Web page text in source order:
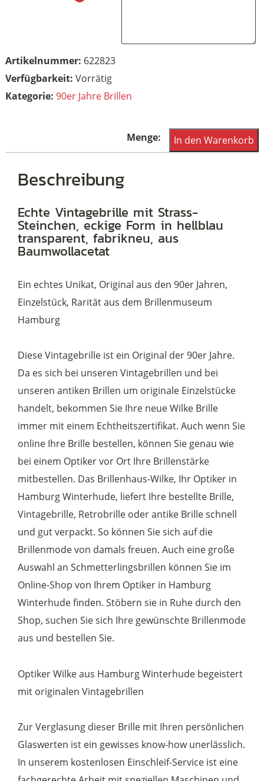
Artikelnummer: 622823
Vorrätig
Kategorie: 90er Jahre Brillen
Brille
mit
Vintagebrille
der
90er
Menge
In den Warenkorb
Beschreibung
Echte Vintagebrille mit Strass-
Steinchen, eckige Form in hellblau
transparent, fabrikneu, aus
Baumwollacetat
Ein echtes Unikat, Original aus den 90er Jahren,
Einzelstück, Rarität aus dem Brillenmuseum
Hamburg
Diese Vintagebrille ist ein Original der 90er Jahre.
Da es sich bei unseren Vintagebrillen und bei
unseren antiken Brillen um originale Einzelstücke
handelt, bekommen Sie Ihre neue Wilke Brille
immer mit einem Echtheitszertifikat. Auch wenn Sie
online Ihre Brille bestellen, können Sie genau wie
bei einem Optiker vor Ort Ihre Brillenstärke
mitbestellen. Das Brillenhaus-Wilke, Ihr Optiker in
Hamburg Winterhude, liefert Ihre bestellte Brille,
Vintagebrille, Retrobrille oder antike Brille schnell
und gut verpackt. So können Sie sich auf die
Brillenmode von damals freuen. Auch eine große
Auswahl an Schmetterlingsbrillen können Sie im
Online-Shop von Ihrem Optiker in Hamburg
Winterhude finden. Stöbern sie in Ruhe durch den
Shop, suchen Sie sich Ihre gewünschte Brillenmode
aus und bestellen Sie.
Optiker Wilke aus Hamburg Winterhude begeistert
mit originalen Vintagebrillen
Zur Verglasung dieser Brille mit Ihren persönlichen
Glaswerten ist ein gewisses know-how unerlässlich.
In unserem kostenlosen Einschleif-Service ist eine